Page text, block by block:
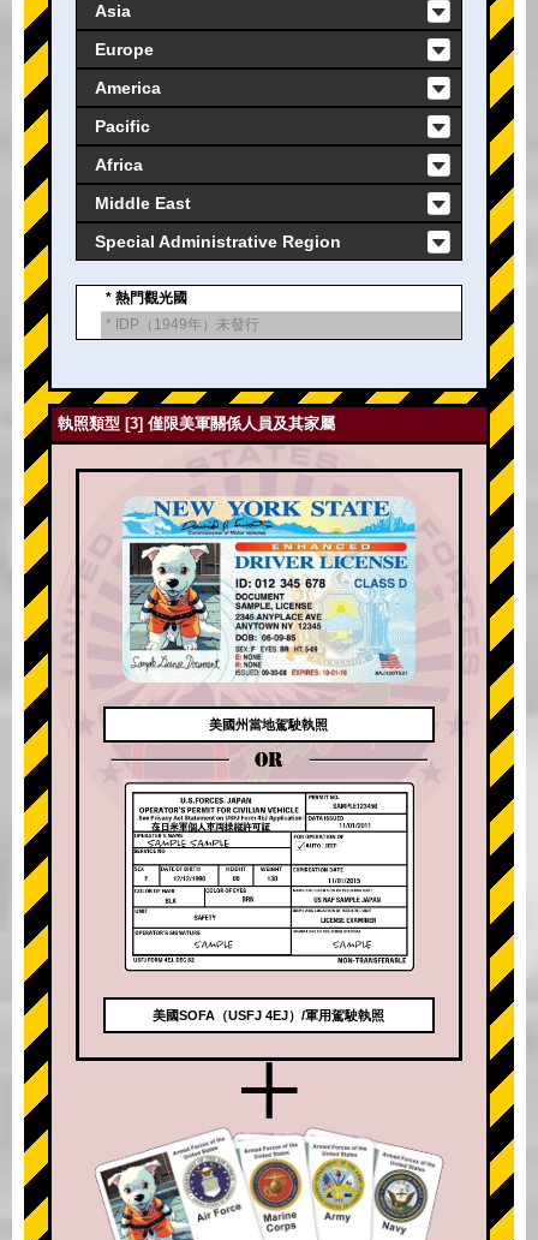
Asia
Europe
America
Pacific
Africa
Middle East
Special Administrative Region
* 熱門觀光國
* IDP（1949年）未發行
執照類型 [3] 僅限美軍關係人員及其家屬
美國州當地駕駛執照
OR
美國SOFA（USFJ 4EJ）/軍用駕駛執照
+